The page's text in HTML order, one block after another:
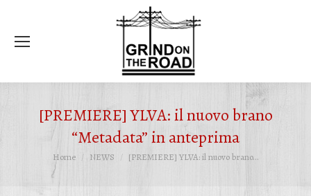
[PREMIERE] YLVA: il nuovo brano
“Metadata” in anteprima
Tu sei qui:
Home NEWS [PREMIERE] YLVA: il nuovo brano…